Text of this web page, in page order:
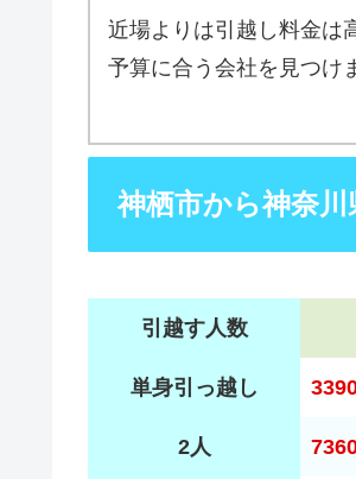
近場よりは引越し料金は
予算に合う会社を見つけ
神栖市から神奈
引越す人数
単身引っ越し
2人